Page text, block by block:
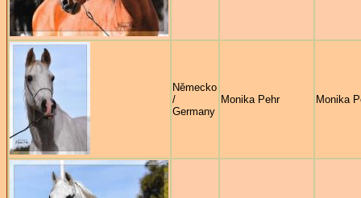
Německo
/
Germany
Monika Pehr Monika